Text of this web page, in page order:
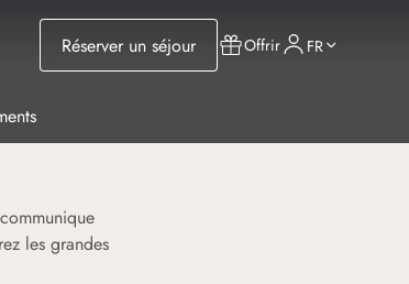
Réserver un séjour Offrir FR
les grandes